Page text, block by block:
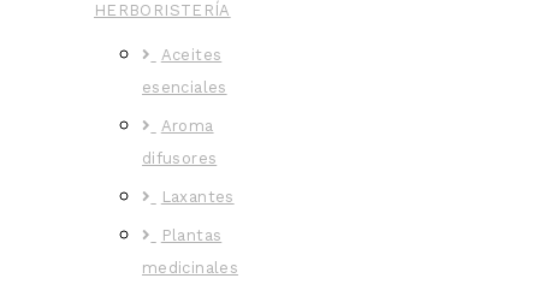
HERBORISTERÍA
Aceites
esenciales
Aroma
difusores
Laxantes
Plantas
medicinales